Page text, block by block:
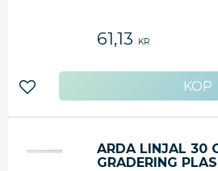
61,13 KR
Lägg till i favoriter
ARDA LINJAL 30
GRADERING